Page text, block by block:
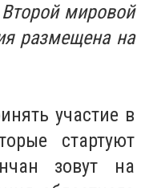
мировой
размещена на
участие в
стартуют
зовут на